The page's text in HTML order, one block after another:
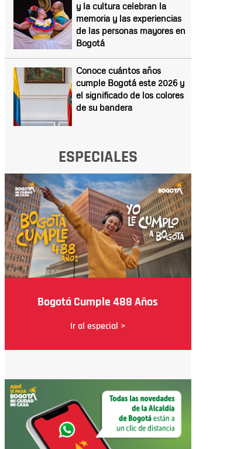
y la cultura celebran la
memoria y las experiencias
de las personas mayores en
Bogotá
Conoce cuántos años
cumple Bogotá este 2026 y
el significado de los colores
de su bandera
ESPECIALES
Bogotá Cumple 488 Años
Ir al especial >